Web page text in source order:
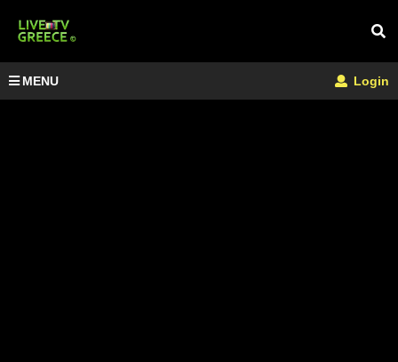
MENU Login